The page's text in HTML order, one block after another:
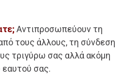
Αντιπροσωπεύουν τη
τους άλλους, τη σύνδεση
τριγύρω σας αλλά ακόμη
εαυτού σας.